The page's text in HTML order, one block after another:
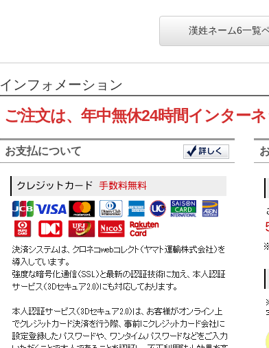
漢姓ネーム6一覧
インフォメーション
ご注文は、年中無休24時間インター
お支払について